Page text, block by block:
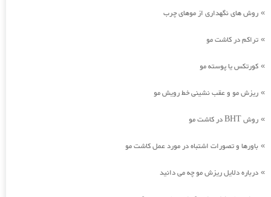
» روش های نگهداری از موهای چرب
» تراکم در کاشت مو
» کورتکس یا پوسته مو
» ریزش مو و عقب نشینی خط رویش مو
» روش BHT در کاشت مو
» باورها و تصورات اشتباه در مورد عمل کاشت مو
» درباره دلایل ریزش مو چه می دانید